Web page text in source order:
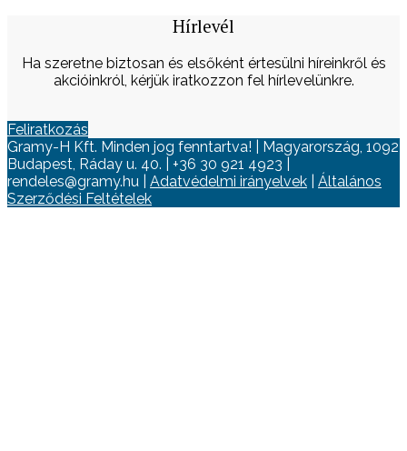
Hírlevél
Ha szeretne biztosan és elsőként értesülni híreinkről és
akcióinkról, kérjük iratkozzon fel hírlevelünkre.
Feliratkozás
Gramy-H Kft. Minden jog fenntartva! | Magyarország, 1092
Budapest, Ráday u. 40. | +36 30 921 4923 |
rendeles@gramy.hu | Adatvédelmi irányelvek
Általános
Szerződési Feltételek